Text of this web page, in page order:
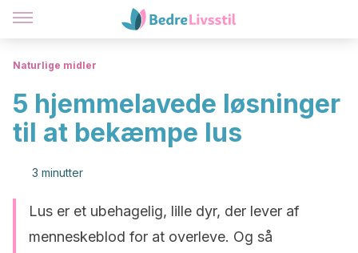
Naturlige midler
5 hjemmelavede løsninger
til at bekæmpe lus
3 minutter
Lus er et ubehagelig, lille dyr, der lever af
menneskeblod for at overleve. Og så